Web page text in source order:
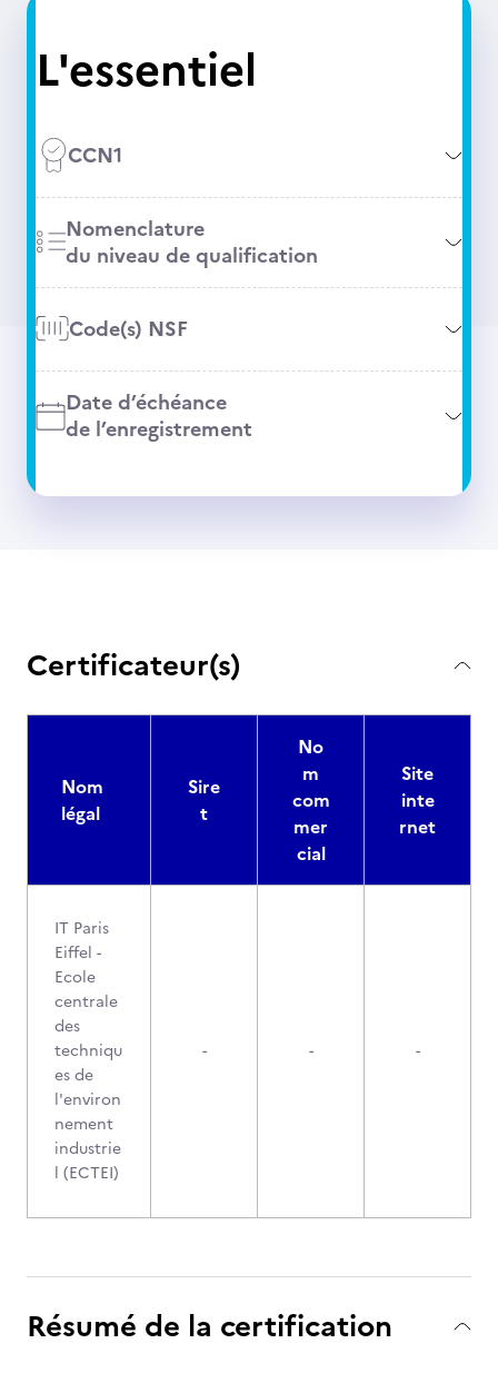
L'essentiel
CCN1
Nomenclature
du niveau de qualification
Code(s) NSF
Date d’échéance
de l’enregistrement
Certificateur(s)
Nom
légal
Sire
t
No
m
com
mer
cial
Site
inte
rnet
IT Paris
Eiffel -
Ecole
centrale
des
techniqu
es de
l'environ
nement
industrie
l (ECTEI)
- - -
Résumé de la certification